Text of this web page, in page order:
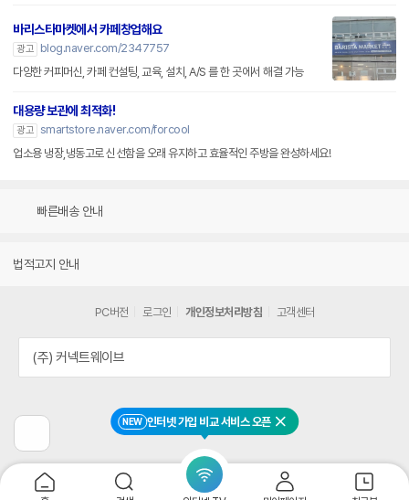
NEW 인터넷 가입 비교 서비스 오픈 닫기
바리스타마켓에서 카페창업해요
광고
blog.naver.com/2347757
다양한 커피머신, 카페 컨설팅, 교육, 설치, A/S 를 한 곳에서 해결 가능
대용량 보관에 최적화!
광고 smartstore.naver.com/forcool
업소용 냉장,냉동고로 신선함을 오래 유지하고 효율적인 주방을 완성하세요!
빠른배송 안내
법적고지 안내
전
페
이
지
PC버전 로그인 개인정보처리방침 고객센터
(주) 커넥트웨이브